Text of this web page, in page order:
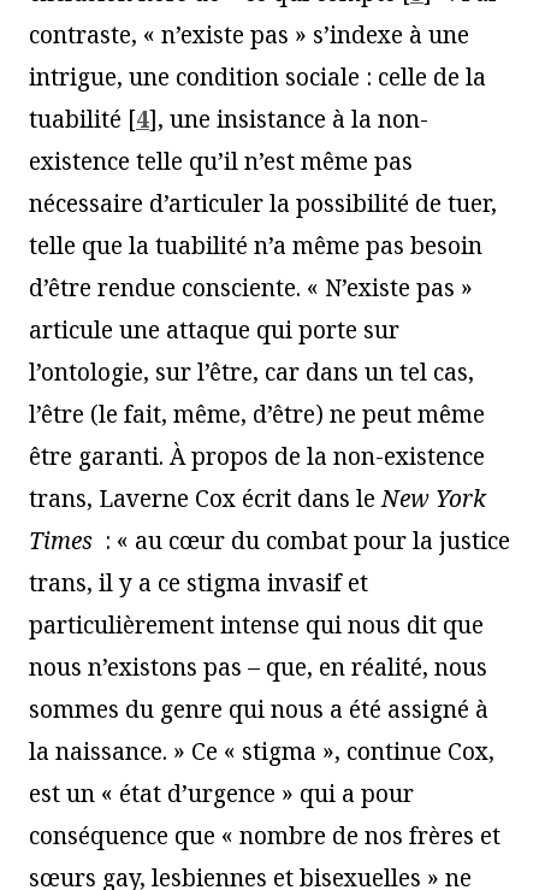
contraste, « n’existe pas » s’indexe à une
intrigue, une condition sociale : celle de la
tuabilité [4], une insistance à la non-
existence telle qu’il n’est même pas
nécessaire d’articuler la possibilité de tuer,
telle que la tuabilité n’a même pas besoin
d’être rendue consciente. « N’existe pas »
articule une attaque qui porte sur
l’ontologie, sur l’être, car dans un tel cas,
l’être (le fait, même, d’être) ne peut même
être garanti. À propos de la non-existence
trans, Laverne Cox écrit dans leNew York
Times : « au cœur du combat pour la justice
trans, il y a ce stigma invasif et
particulièrement intense qui nous dit que
nous n’existons pas – que, en réalité, nous
sommes du genre qui nous a été assigné à
la naissance. » Ce « stigma », continue Cox,
est un « état d’urgence » qui a pour
conséquence que « nombre de nos frères et
sœurs gay, lesbiennes et bisexuelles » ne